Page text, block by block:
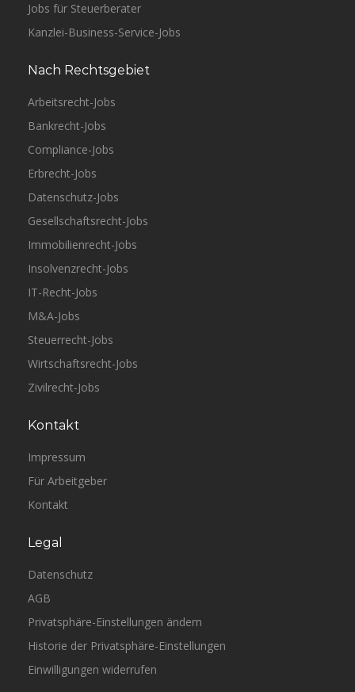
Jobs für Steuerberater
Kanzlei-Business-Service-Jobs
Nach Rechtsgebiet
Arbeitsrecht-Jobs
Bankrecht-Jobs
Compliance-Jobs
Erbrecht-Jobs
Datenschutz-Jobs
Gesellschaftsrecht-Jobs
Immobilienrecht-Jobs
Insolvenzrecht-Jobs
IT-Recht-Jobs
M&A-Jobs
Steuerrecht-Jobs
Wirtschaftsrecht-Jobs
Zivilrecht-Jobs
Kontakt
Impressum
Für Arbeitgeber
Kontakt
Legal
Datenschutz
AGB
Privatsphäre-Einstellungen ändern
Historie der Privatsphäre-Einstellungen
Einwilligungen widerrufen